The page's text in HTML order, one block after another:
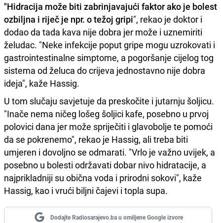
"Hidracija može biti zabrinjavajući faktor ako je bolest
ozbiljna i riječ je npr. o težoj gripi", rekao je doktor i
dodao da tada kava nije dobra jer može i uznemiriti
želudac. "Neke infekcije poput gripe mogu uzrokovati i
gastrointestinalne simptome, a pogoršanje cijelog tog
sistema od želuca do crijeva jednostavno nije dobra
ideja", kaže Hassig.
U tom slučaju savjetuje da preskočite i jutarnju šoljicu.
"Inače nema ničeg lošeg šoljici kafe, posebno u prvoj
polovici dana jer može spriječiti i glavobolje te pomoći
da se pokrenemo", rekao je Hassig, ali treba biti
umjeren i dovoljno se odmarati. "Vrlo je važno uvijek, a
posebno u bolesti održavati dobar nivo hidratacije, a
najprikladniji su obična voda i prirodni sokovi", kaže
Hassig, kao i vrući biljni čajevi i topla supa.
Dodajte Radiosarajevo.ba u omiljene Google izvore